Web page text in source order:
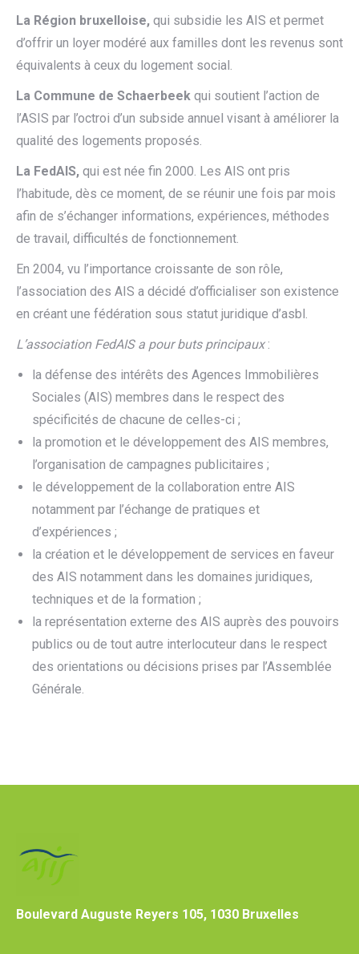
La Région bruxelloise, qui subsidie les AIS et permet
d’offrir un loyer modéré aux familles dont les revenus sont
équivalents à ceux du logement social.
La Commune de Schaerbeek qui soutient l’action de
l’ASIS par l’octroi d’un subside annuel visant à améliorer la
qualité des logements proposés.
La FedAIS, qui est née fin 2000. Les AIS ont pris
l’habitude, dès ce moment, de se réunir une fois par mois
afin de s’échanger informations, expériences, méthodes
de travail, difficultés de fonctionnement.
En 2004, vu l’importance croissante de son rôle,
l’association des AIS a décidé d’officialiser son existence
en créant une fédération sous statut juridique d’asbl.
L’association FedAIS a pour buts principaux:
la défense des intérêts des Agences Immobilières
Sociales (AIS) membres dans le respect des
spécificités de chacune de celles-ci ;
la promotion et le développement des AIS membres,
l’organisation de campagnes publicitaires ;
le développement de la collaboration entre AIS
notamment par l’échange de pratiques et
d’expériences ;
la création et le développement de services en faveur
des AIS notamment dans les domaines juridiques,
techniques et de la formation ;
la représentation externe des AIS auprès des pouvoirs
publics ou de tout autre interlocuteur dans le respect
des orientations ou décisions prises par l’Assemblée
Générale.
Boulevard Auguste Reyers 105, 1030 Bruxelles